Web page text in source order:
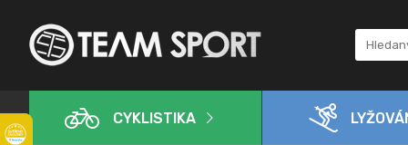
CYKLISTIKA